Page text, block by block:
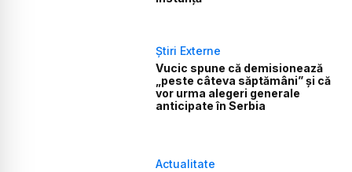
Știri Externe
Vucic spune că demisionează
„peste câteva săptămâni” și că
vor urma alegeri generale
anticipate în Serbia
Actualitate